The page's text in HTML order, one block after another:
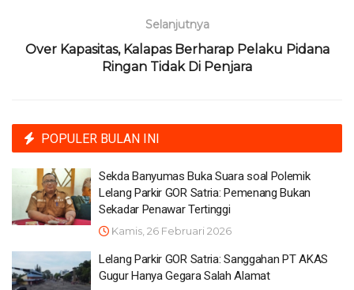
Selanjutnya
Over Kapasitas, Kalapas Berharap Pelaku Pidana
Ringan Tidak Di Penjara
POPULER BULAN INI
Sekda Banyumas Buka Suara soal Polemik
Lelang Parkir GOR Satria: Pemenang Bukan
Sekadar Penawar Tertinggi
Kamis, 26 Februari 2026
Lelang Parkir GOR Satria: Sanggahan PT AKAS
Gugur Hanya Gegara Salah Alamat